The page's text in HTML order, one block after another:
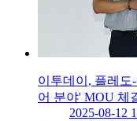
이투데이, 플레도
어 분야' MOU 체
2025-08-12